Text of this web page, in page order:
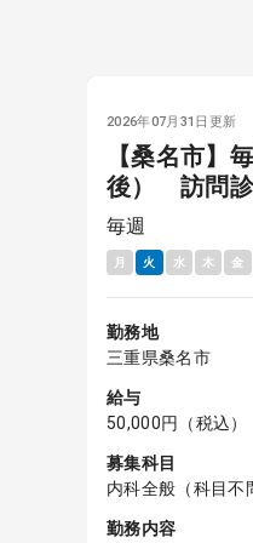
2026年07月31日更新
【桑名市】
後） 訪問
円
毎週
月 火 水 木 金
勤務地
三重県桑名市
給与
50,000円（税込）
募集科目
内科全般（科目不
勤務内容